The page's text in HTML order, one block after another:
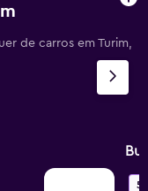
de carros em Turim,